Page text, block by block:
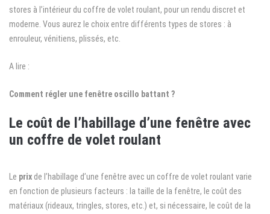
stores à l’intérieur du coffre de volet roulant, pour un rendu discret et
moderne. Vous aurez le choix entre différents types de stores : à
enrouleur, vénitiens, plissés, etc.
A lire :
Comment régler une fenêtre oscillo battant ?
Le coût de l’habillage d’une fenêtre avec
un coffre de volet roulant
Le prix de l’habillage d’une fenêtre avec un coffre de volet roulant varie
en fonction de plusieurs facteurs : la taille de la fenêtre, le coût des
matériaux (rideaux, tringles, stores, etc.) et, si nécessaire, le coût de la